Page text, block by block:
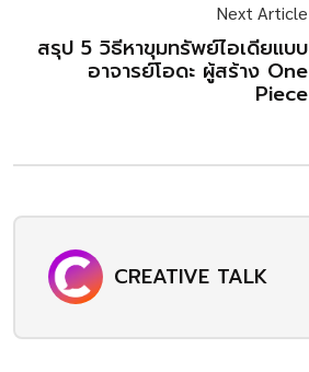
Next Article
สรุป 5 วิธีหาขุมทรัพย์ไอเดียแบบ
อาจารย์โอดะ ผู้สร้าง One
Piece
CREATIVE TALK